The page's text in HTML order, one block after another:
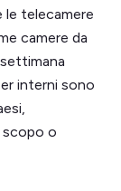
le telecamere
camere da
interni sono
scopo o